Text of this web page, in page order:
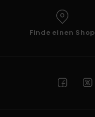
Finde einen Shop